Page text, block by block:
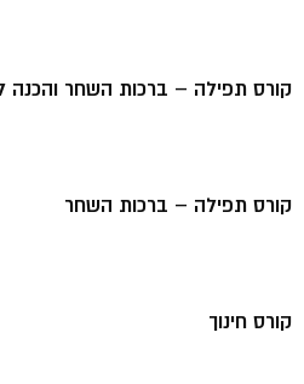
קורס תפילה – ברכות השחר והכנה
קורס תפילה – ברכות השחר
קורס חינוך